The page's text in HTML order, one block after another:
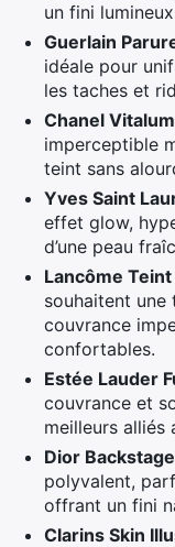
un fini
Guerlain
idéale pour
les taches et
Chanel
imperceptible
teint sans
Yves Saint
effet glow,
d’une peau
Lancôme
souhaitent une
couvrance
confortables.
Estée Lauder
couvrance et
meilleurs alliés
Dior
polyvalent,
offrant un fini
Clarins Skin